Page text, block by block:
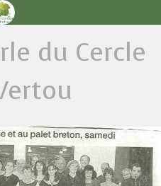
du Cercle